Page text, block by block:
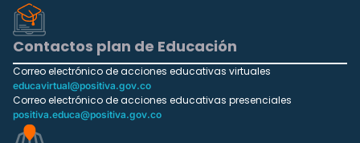
Contactos plan de Educación
Correo electrónico de acciones educativas virtuales
educavirtual@positiva.gov.co
Correo electrónico de acciones educativas presenciales
positiva.educa@positiva.gov.co